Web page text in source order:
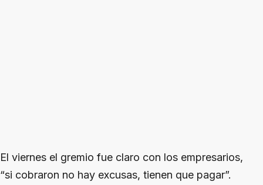
El viernes el gremio fue claro con los empresarios,
“si cobraron no hay excusas, tienen que pagar”.